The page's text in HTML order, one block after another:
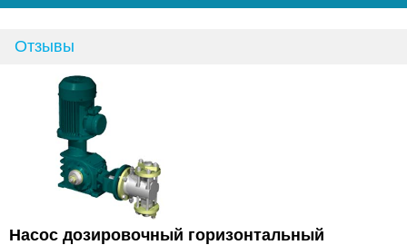
Отзывы
Насос дозировочный горизонтальный